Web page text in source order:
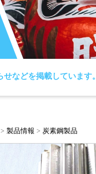
などを掲載しています。
製品情報 > 炭素鋼製品